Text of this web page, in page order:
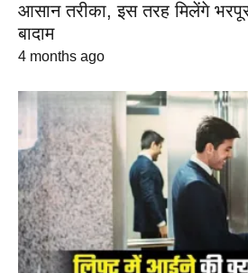
आसान तरीका, इस तरह मिलेंगे
बादाम
4 months ago